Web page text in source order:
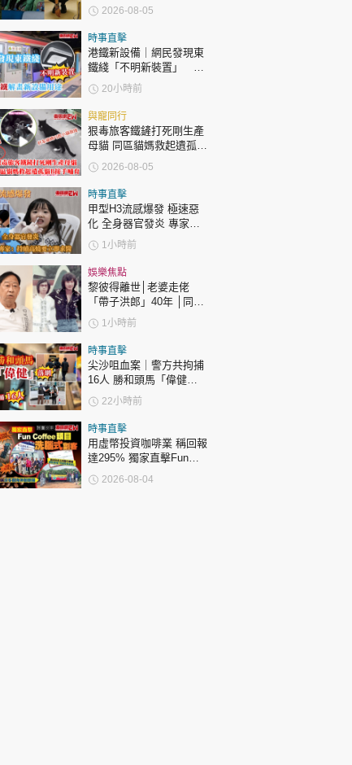
轉載 ©Eastweek.com.hk. All rights reserved.
變身美少女顏值升級
2026-08-05
時事直擊
港鐵新設備｜網民發現東
鐵綫「不明新裝置」 港
鐵解畫新設備用途
20小時前
與寵同行
狠毒旅客鐵鏟打死剛生產
母貓 同區貓媽救起遺孤貓
B接手哺育
2026-08-05
時事直擊
甲型H3流感爆發 極速惡
化 全身器官發炎 專家：
持續高燒要立即求醫
1小時前
娛樂焦點
黎彼得離世│老婆走佬
「帶子洪郎」40年 │同許
冠傑聯手合作《浪子心
聲》成經典 合作7年拆夥
1小時前
時事直擊
尖沙咀血案｜警方共拘捕
16人 勝和頭馬「偉健」
落網
22小時前
時事直擊
用虛幣投資咖啡業 稱回報
達295% 獨家直擊Fun
Coffee頭目洗腦式劏客
2026-08-04